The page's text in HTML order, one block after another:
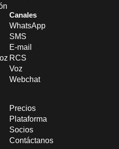
Canales
WhatsApp
SMS
E-mail
RCS
Voz
Webchat
Precios
Plataforma
Socios
Contáctanos